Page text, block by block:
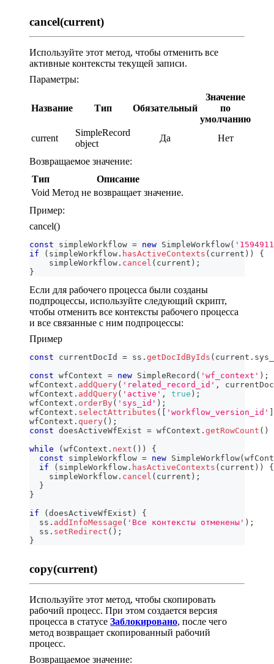
cancel(current)
Используйте этот метод, чтобы отменить все
активные контексты текущей записи.
Параметры:
Название Тип Обязательный
Значение
по
умолчанию
current
SimpleRecord
object
Да Нет
Возвращаемое значение:
Тип
Описание
Void Метод не возвращает значение.
Пример:
cancel()
const simpleWorkflow = new SimpleWorkflow(
if
( simpleWorkflow . hasActiveContexts ( current ) )
{
    simpleWorkflow
. cancel ( current ) ;
}
Если для рабочего процесса были созданы
подпроцессы, используйте следующий скрипт,
чтобы отменить все контексты рабочего процесса
и все связанные с ним подпроцессы:
Пример
const currentDocId = ss . getDocIdByIds ( current .
const wfContext = new SimpleRecord ( 'wf_context' ) ;
wfContext . addQuery( 'related_record_id' ,
wfContext . addQuery( 'active' , true ) ;
wfContext . orderBy( 'sys_id' ) ;
wfContext . selectAttributes ( 'workflow_version_id'
wfContext . query( ) ;
const doesActiveWfExist = wfContext . getRowCount ( )
while
( wfContext . next ( ) )
{
const simpleWorkflow = new SimpleWorkflow(
if
( simpleWorkflow . hasActiveContexts ( current ) )
{
    simpleWorkflow
. cancel ( current ) ;
}
}
if
( doesActiveWfExist )
{
  ss
. addInfoMessage ( 'Все контексты отменены' ) ;
  ss
. setRedirect ( ) ;
}
copy(current)
Используйте этот метод, чтобы скопировать
рабочий процесс. При этом создается версия
процесса в статусе Заблокировано, после чего
метод возвращает скопированный рабочий
процесс.
Возвращаемое значение: